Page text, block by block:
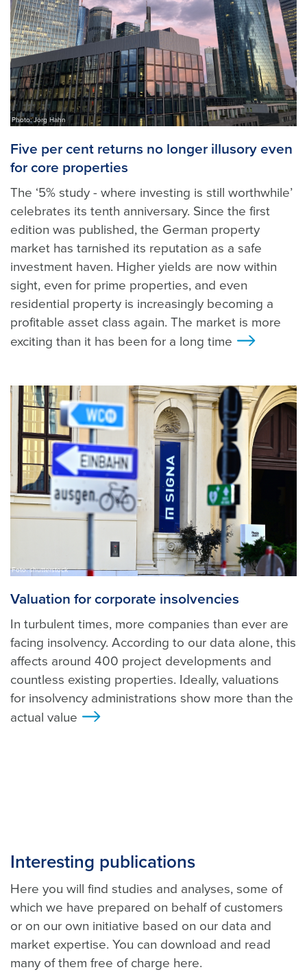
Photo: Jörg Hahn
Five per cent returns no longer illusory even
for core properties
The ‘5% study - where investing is still worthwhile’
celebrates its tenth anniversary. Since the first
edition was published, the German property
market has tarnished its reputation as a safe
investment haven. Higher yields are now within
sight, even for prime properties, and even
residential property is increasingly becoming a
profitable asset class again. The market is more
exciting than it has been for a long time
Foto: shutterstock
Valuation for corporate insolvencies
In turbulent times, more companies than ever are
facing insolvency. According to our data alone, this
affects around 400 project developments and
countless existing properties. Ideally, valuations
for insolvency administrations show more than the
actual value
Interesting publications
Here you will find studies and analyses, some of
which we have prepared on behalf of customers
or on our own initiative based on our data and
market expertise. You can download and read
many of them free of charge here.